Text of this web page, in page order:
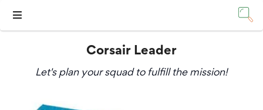
Corsair Leader
Let's plan your squad to fulfill the mission!